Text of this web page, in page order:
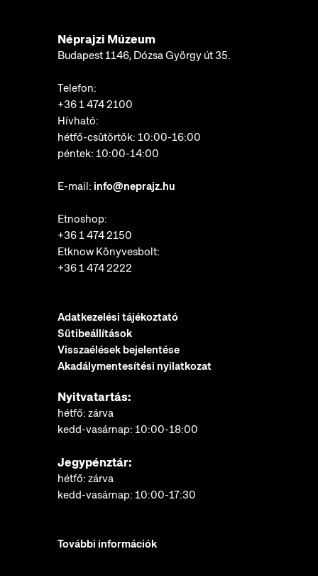
Néprajzi Múzeum
Budapest 1146, Dózsa György út 35.
Telefon:
+36 1 474 2100
Hívható:
hétfő-csütörtök: 10:00-16:00
péntek: 10:00-14:00
E-mail: info@neprajz.hu
Etnoshop:
+36 1 474 2150
Etknow Könyvesbolt:
+36 1 474 2222
Adatkezelési tájékoztató
Sütibeállítások
Visszaélések bejelentése
Akadálymentesítési nyilatkozat
Nyitvatartás:
hétfő: zárva
kedd-vasárnap: 10:00-18:00
Jegypénztár:
hétfő: zárva
kedd-vasárnap: 10:00-17:30
További információk